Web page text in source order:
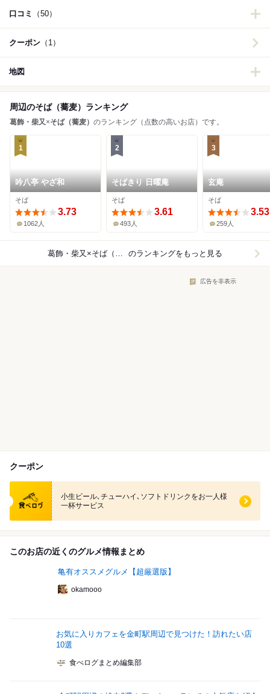
口コミ （50）
クーポン （1）
地図
周辺のそば（蕎麦）ランキング
葛飾・柴又×そば（蕎麦） のランキング（点数の高いお店）です。
1
吟八亭 やざ和
そば
3.73
1062人
2
そばきり 日曜庵
そば
3.61
493人
3
玄庵
そば
3.53
259人
葛飾・柴又×そば（蕎麦） のランキングをもっと見る
広告を非表示
クーポン
食べログ クーポン
小生ビール､チューハイ､ソフトドリンクをお一人様
一杯サービス
このお店の近くのグルメ情報まとめ
亀有オススメグルメ【超厳選版】
okamooo
お気に入りカフェを金町駅周辺で見つけた！訪れたい店
10選
食べログまとめ編集部